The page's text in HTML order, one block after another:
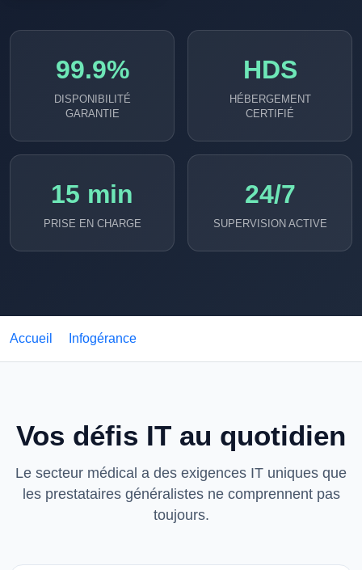
99.9%
DISPONIBILITÉ
GARANTIE
HDS
HÉBERGEMENT
CERTIFIÉ
15 min
PRISE EN CHARGE
24/7
SUPERVISION ACTIVE
Accueil Infogérance
Vos défis IT au quotidien
Le secteur médical a des exigences IT uniques que
les prestataires généralistes ne comprennent pas
toujours.